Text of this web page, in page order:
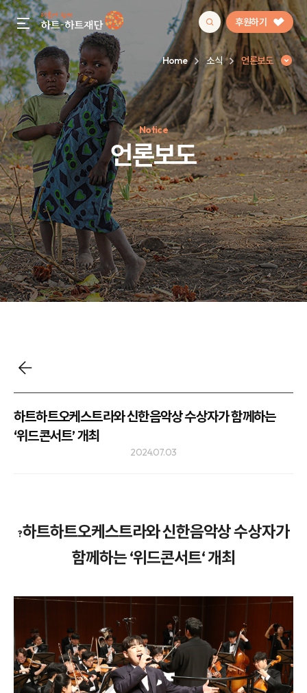
gnb menu open 후원하기
인기 키워드
#정기후원#하트플레이스#캠페인#팬덤후원
Home 소식 언론보도
Notice
언론보도
언론보도
하트하트오케스트라와 신한음악상 수상자가 함께하는
‘위드콘서트’ 개최
2024.07.03
?하트하트오케스트라와 신한음악상 수상자가
함께하는 ‘위드콘서트‘ 개최